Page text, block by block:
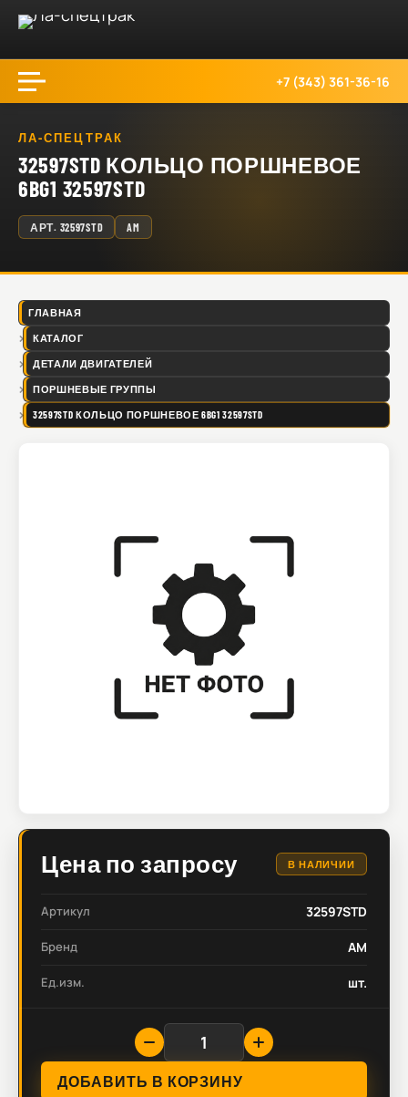
+7 (343) 361-36-16
ЛА-СПЕЦТРАК
32597STD КОЛЬЦО ПОРШНЕВОЕ
6BG1 32597STD
АРТ. 32597STD AM
ГЛАВНАЯ
КАТАЛОГ
ДЕТАЛИ ДВИГАТЕЛЕЙ
ПОРШНЕВЫЕ ГРУППЫ
32597STD КОЛЬЦО ПОРШНЕВОЕ 6BG1 32597STD
Цена по запросу В НАЛИЧИИ
Артикул 32597STD
Бренд AM
Ед.изм. шт.
ДОБАВИТЬ В КОРЗИНУ